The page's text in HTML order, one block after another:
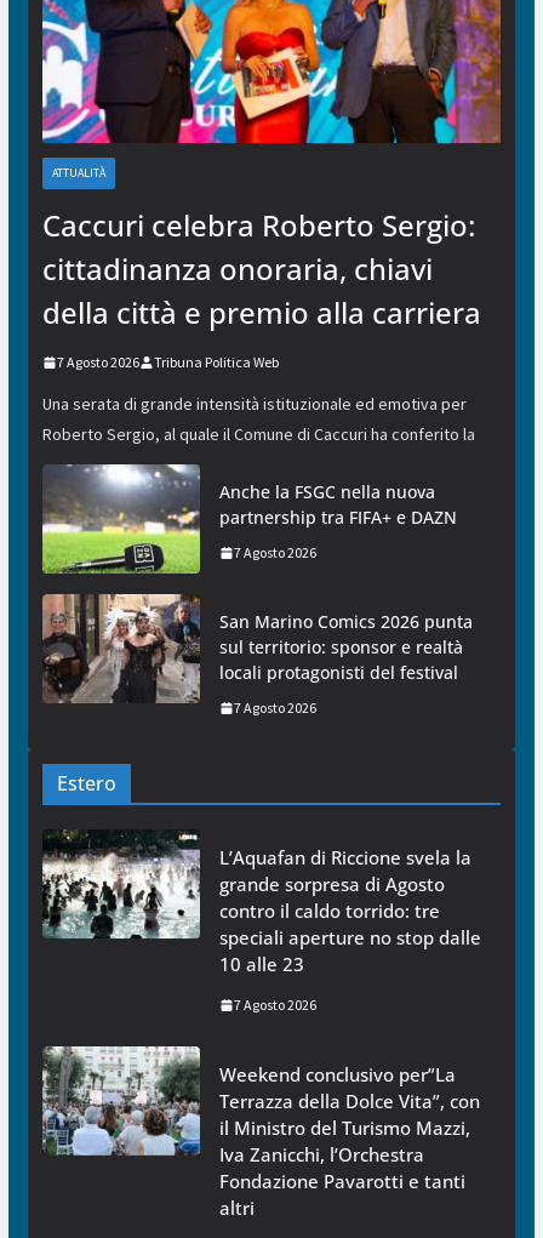
ATTUALITÀ
Caccuri celebra Roberto Sergio:
cittadinanza onoraria, chiavi
della città e premio alla carriera
7 Agosto 2026 Tribuna Politica Web
Una serata di grande intensità istituzionale ed emotiva per
Roberto Sergio, al quale il Comune di Caccuri ha conferito la
Anche la FSGC nella nuova
partnership tra FIFA+ e DAZN
7 Agosto 2026
San Marino Comics 2026 punta
sul territorio: sponsor e realtà
locali protagonisti del festival
7 Agosto 2026
Estero
L’Aquafan di Riccione svela la
grande sorpresa di Agosto
contro il caldo torrido: tre
speciali aperture no stop dalle
10 alle 23
7 Agosto 2026
Weekend conclusivo per”La
Terrazza della Dolce Vita”, con
il Ministro del Turismo Mazzi,
Iva Zanicchi, l’Orchestra
Fondazione Pavarotti e tanti
altri